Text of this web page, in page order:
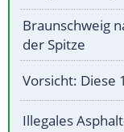
Braunschweig
der Spitze
Vorsicht: Diese
Illegales